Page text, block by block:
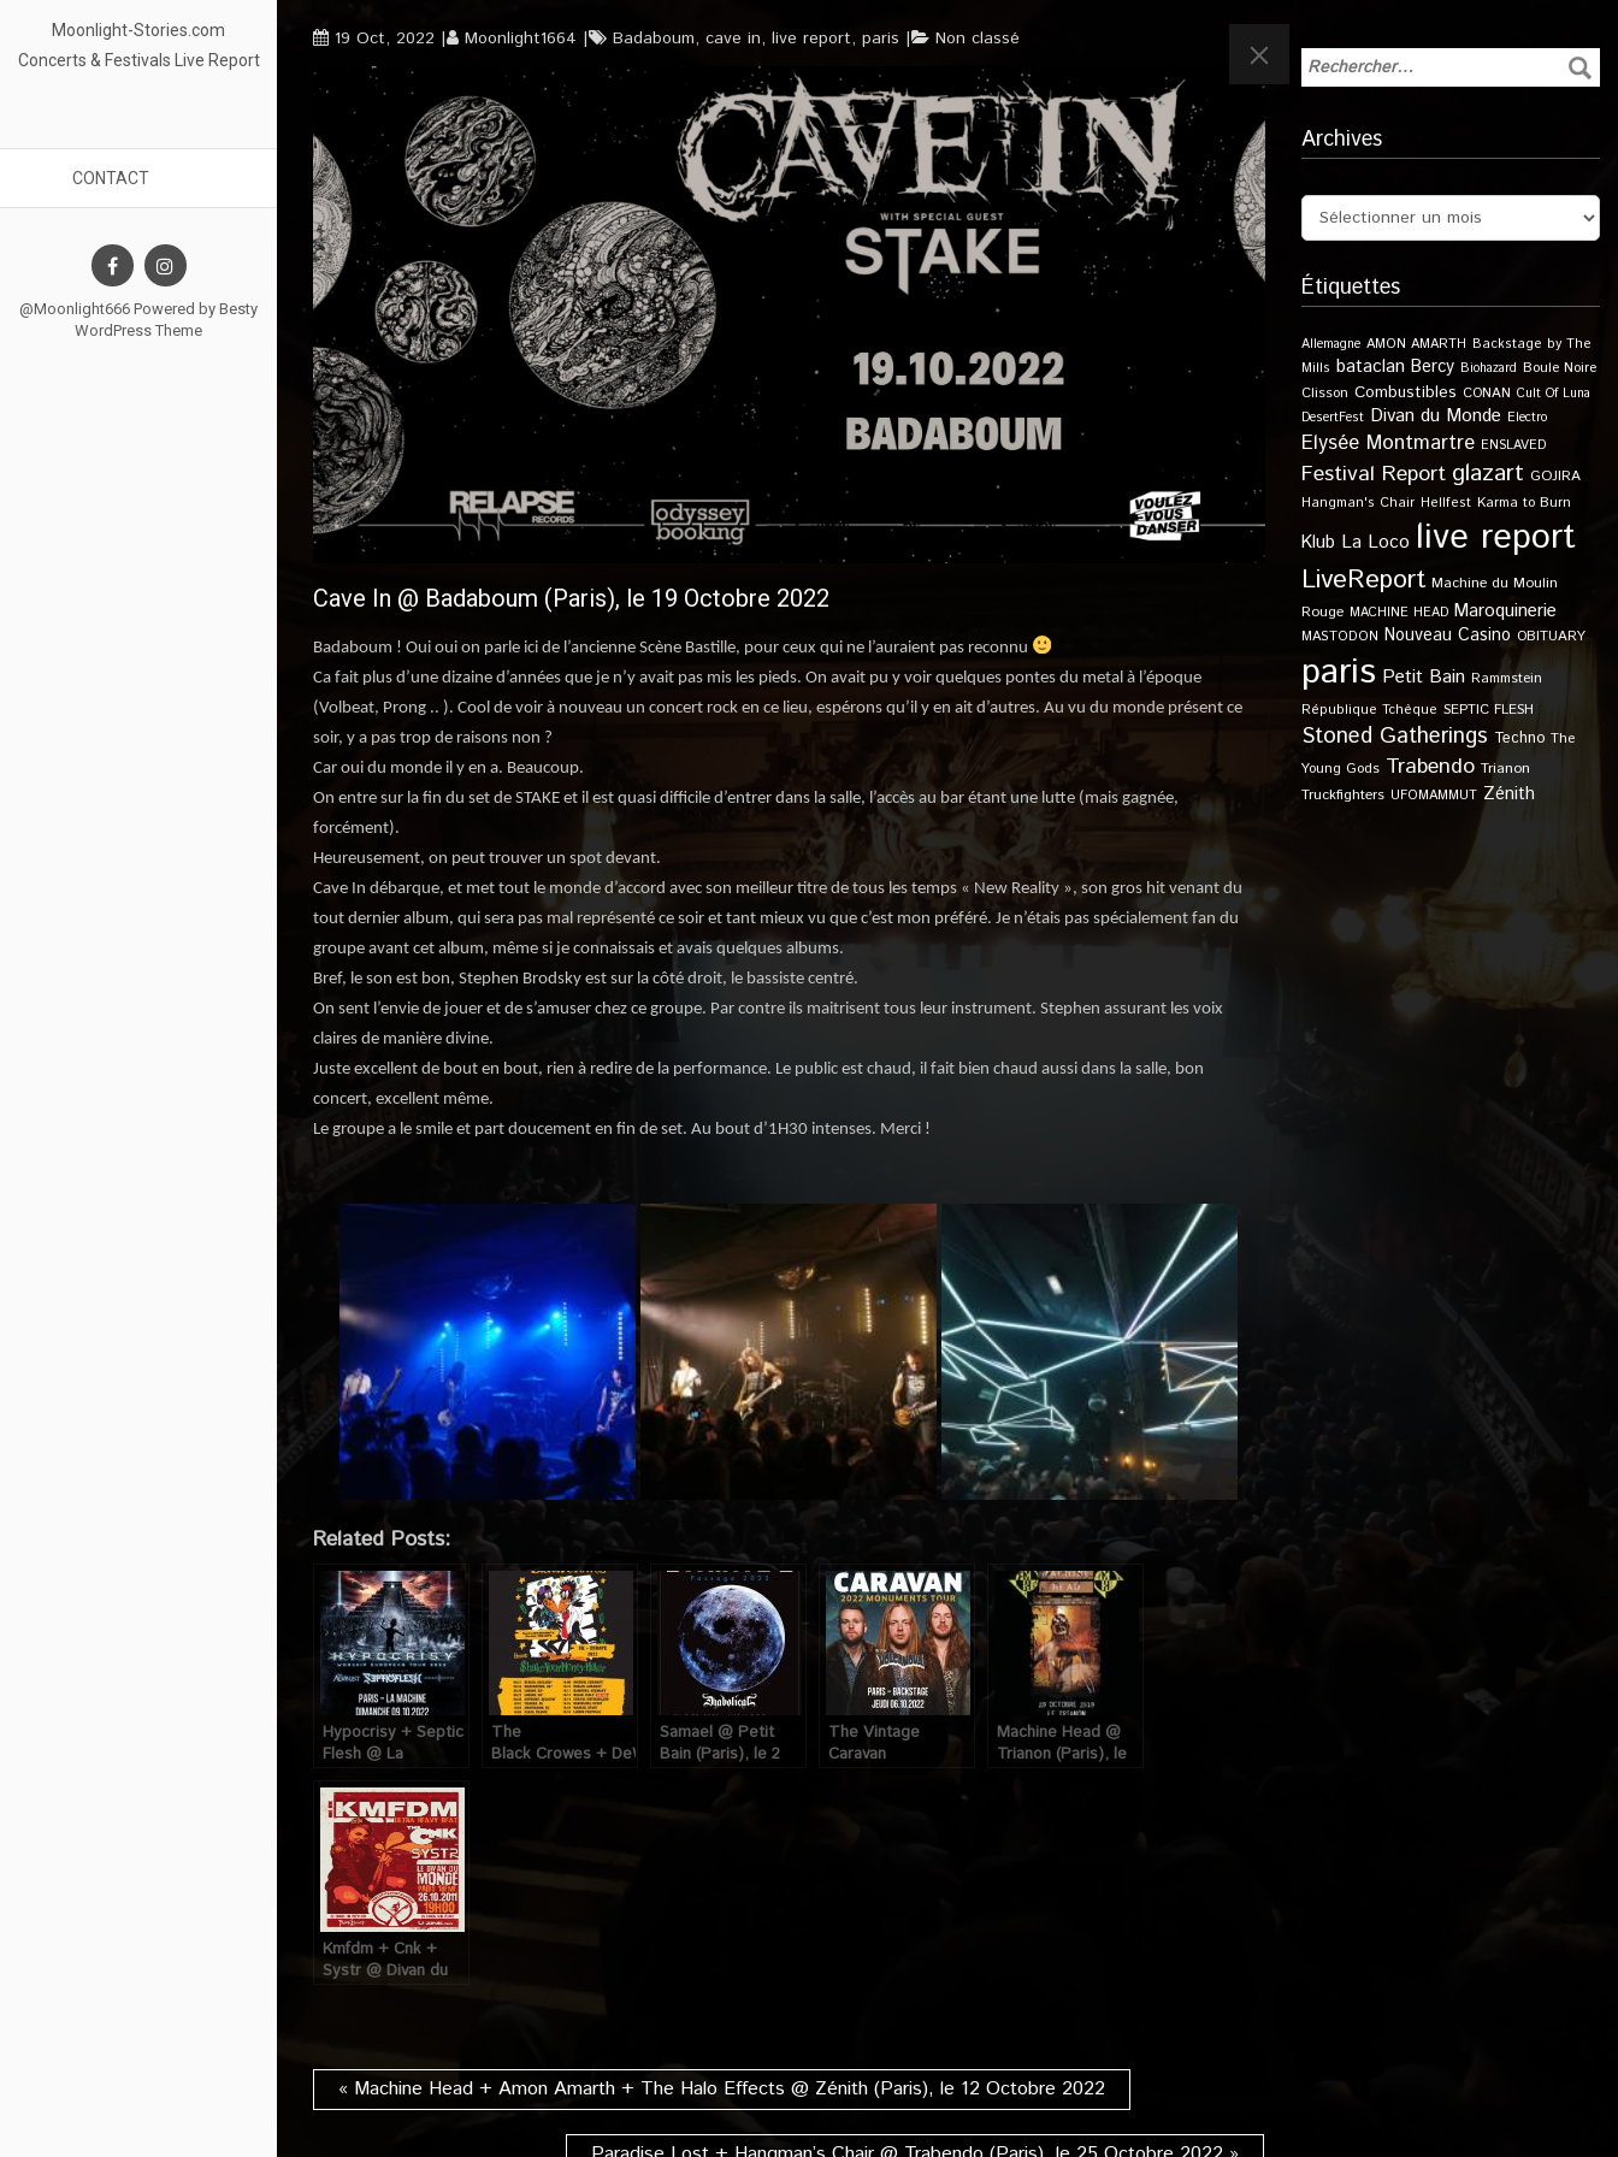
Moonlight-Stories.com
Concerts & Festivals Live Report
CONTACT
@Moonlight666 Powered by Besty
WordPress Theme
19 Oct, 2022 Moonlight1664 Badaboum, cave in, live report, paris Non classé
Cave In @ Badaboum (Paris), le 19 Octobre 2022
Badaboum ! Oui oui on parle ici de l’ancienne Scène Bastille, pour ceux qui ne l’auraient pas reconnu
Ca fait plus d’une dizaine d’années que je n’y avait pas mis les pieds. On avait pu y voir quelques pontes du metal à l’époque
(Volbeat, Prong .. ). Cool de voir à nouveau un concert rock en ce lieu, espérons qu’il y en ait d’autres. Au vu du monde présent ce
soir, y a pas trop de raisons non ?
Car oui du monde il y en a. Beaucoup.
On entre sur la fin du set de STAKE et il est quasi difficile d’entrer dans la salle, l’accès au bar étant une lutte (mais gagnée,
forcément).
Heureusement, on peut trouver un spot devant.
Cave In débarque, et met tout le monde d’accord avec son meilleur titre de tous les temps « New Reality », son gros hit venant du
tout dernier album, qui sera pas mal représenté ce soir et tant mieux vu que c’est mon préféré. Je n’étais pas spécialement fan du
groupe avant cet album, même si je connaissais et avais quelques albums.
Bref, le son est bon, Stephen Brodsky est sur la côté droit, le bassiste centré.
On sent l’envie de jouer et de s’amuser chez ce groupe. Par contre ils maitrisent tous leur instrument. Stephen assurant les voix
claires de manière divine.
Juste excellent de bout en bout, rien à redire de la performance. Le public est chaud, il fait bien chaud aussi dans la salle, bon
concert, excellent même.
Le groupe a le smile et part doucement en fin de set. Au bout d’1H30 intenses. Merci !
Related Posts:
Hypocrisy + Septic
Flesh @ La
Machine du Moulin
Rouge (Paris), le 9
Octobre 2022
The
Black Crowes + DeWolff @
Samael @ Petit
Bain (Paris), le 2
The Vintage
Caravan
Backstage by The
Machine Head @
Trianon (Paris), le
Kmfdm + Cnk +
Systr @ Divan du
Monde (Paris), le
« Machine Head + Amon Amarth + The Halo Effects @ Zénith (Paris), le 12 Octobre 2022
Archives
Étiquettes
Allemagne AMON AMARTH Backstage by The
Mills bataclan Bercy Biohazard Boule Noire
Clisson Combustibles CONAN Cult Of Luna
DesertFest Divan du Monde Electro
Elysée Montmartre ENSLAVED
Festival Report glazart GOJIRA
Hangman's Chair Hellfest Karma to Burn
Klub La Loco live report
LiveReport Machine du Moulin
Rouge MACHINE HEAD Maroquinerie
MASTODON Nouveau Casino OBITUARY
paris Petit Bain Rammstein
République Tchèque SEPTIC FLESH
Stoned Gatherings Techno The
Young Gods Trabendo Trianon
Truckfighters UFOMAMMUT Zénith